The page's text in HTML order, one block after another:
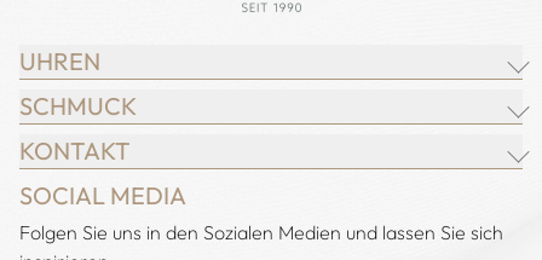
UHREN
BREITLING
CHOPARD
IWC SCHAFFHAUSEN
JACOB & CO.
SCHMUCK
JUWELIER CABOCHON
CHOPARD
DEMEGLIO
KONTAKT
Adresse:
Juwelier Cabochon
SOCIAL MEDIA
Folgen Sie uns in den Sozialen Medien und lassen Sie sich